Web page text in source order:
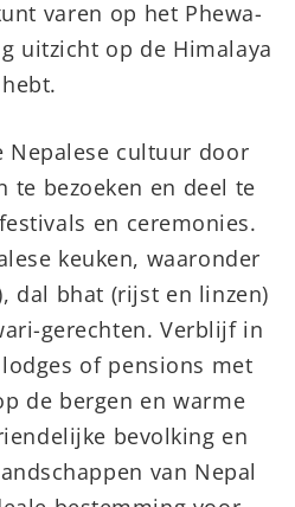
varen op het Phewa-
uitzicht op de Himalaya
hebt.
Nepalese cultuur door
te bezoeken en deel te
en ceremonies.
keuken, waaronder
dal bhat (rijst en linzen)
gerechten. Verblijf in
of pensions met
de bergen en warme
bevolking en
van Nepal